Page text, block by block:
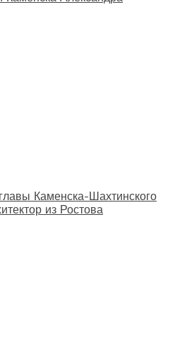
Каменска-Шахтинского
из Ростова